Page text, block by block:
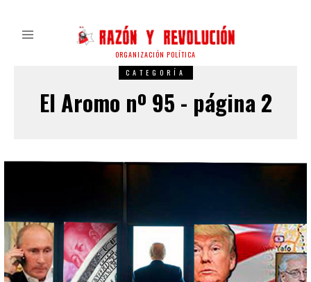
ORGANIZACIÓN POLÍTICA
CATEGORÍA
El Aromo nº 95 - página 2